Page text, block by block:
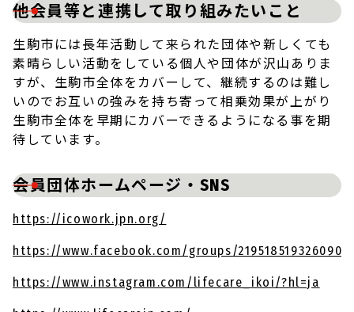
他会員等と連携して取り組みたいこと
生駒市には長年活動して来られた団体や新しくても
素晴らしい活動をしている個人や団体が沢山ありま
すが、生駒市全体をカバーして、継続するのは難し
いのでお互いの強みを持ち寄って相乗効果が上がり
生駒市全体を早期にカバーできるようになる事を期
待しています。
会員団体ホームページ・SNS
https://icowork.jpn.org/
https://www.facebook.com/groups/219518519326090
https://www.instagram.com/lifecare_ikoi/?hl=ja